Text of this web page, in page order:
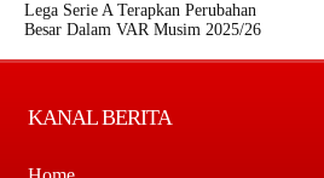
Lega Serie A Terapkan Perubahan
Besar Dalam VAR Musim 2025/26
KANAL BERITA